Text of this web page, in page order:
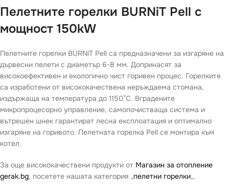
Пелетните горелки BURNiT Pell с
мощност 150kW
Пелетните горелки BURNiT Pell са предназначени за изгаряне на
дървесни пелети с диаметър 6-8 мм. Допринасят за
високоефективен и екологично чист горивен процес. Горелките
са изработени от висококачествена неръждаема стомана,
издържаща на температура до 1150°С. Вградените
микропроцесорно управление, самопочистваща система и
вътрешен шнек гарантират лесна експлоатация и оптимално
изгаряне на горивото. Пелетната горелка Pell се монтира към
котел.
За още висококачествени продукти от Магазин за отопление
gerak.bg, посетете нашата категория „пелетни горелки„.